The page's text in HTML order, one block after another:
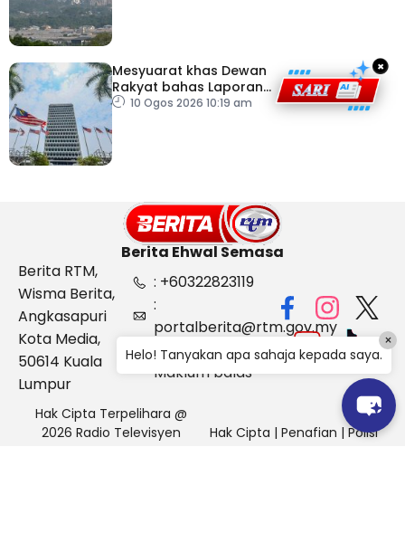
Mesyuarat khas Dewan
Rakyat bahas Laporan
RCI Tabung Haji, esok
10 Ogos 2026 10:19 am
×
Berita Ehwal Semasa
Berita RTM,
Wisma Berita,
Angkasapuri
Kota Media,
50614 Kuala
Lumpur
: +60322823119
:
portalberita@rtm.gov.my
: Aduan &
Maklum balas
Hak Cipta Terpelihara @
2026 Radio Televisyen
Hak Cipta | Penafian | Polisi
Helo! Tanyakan apa sahaja kepada saya.
×